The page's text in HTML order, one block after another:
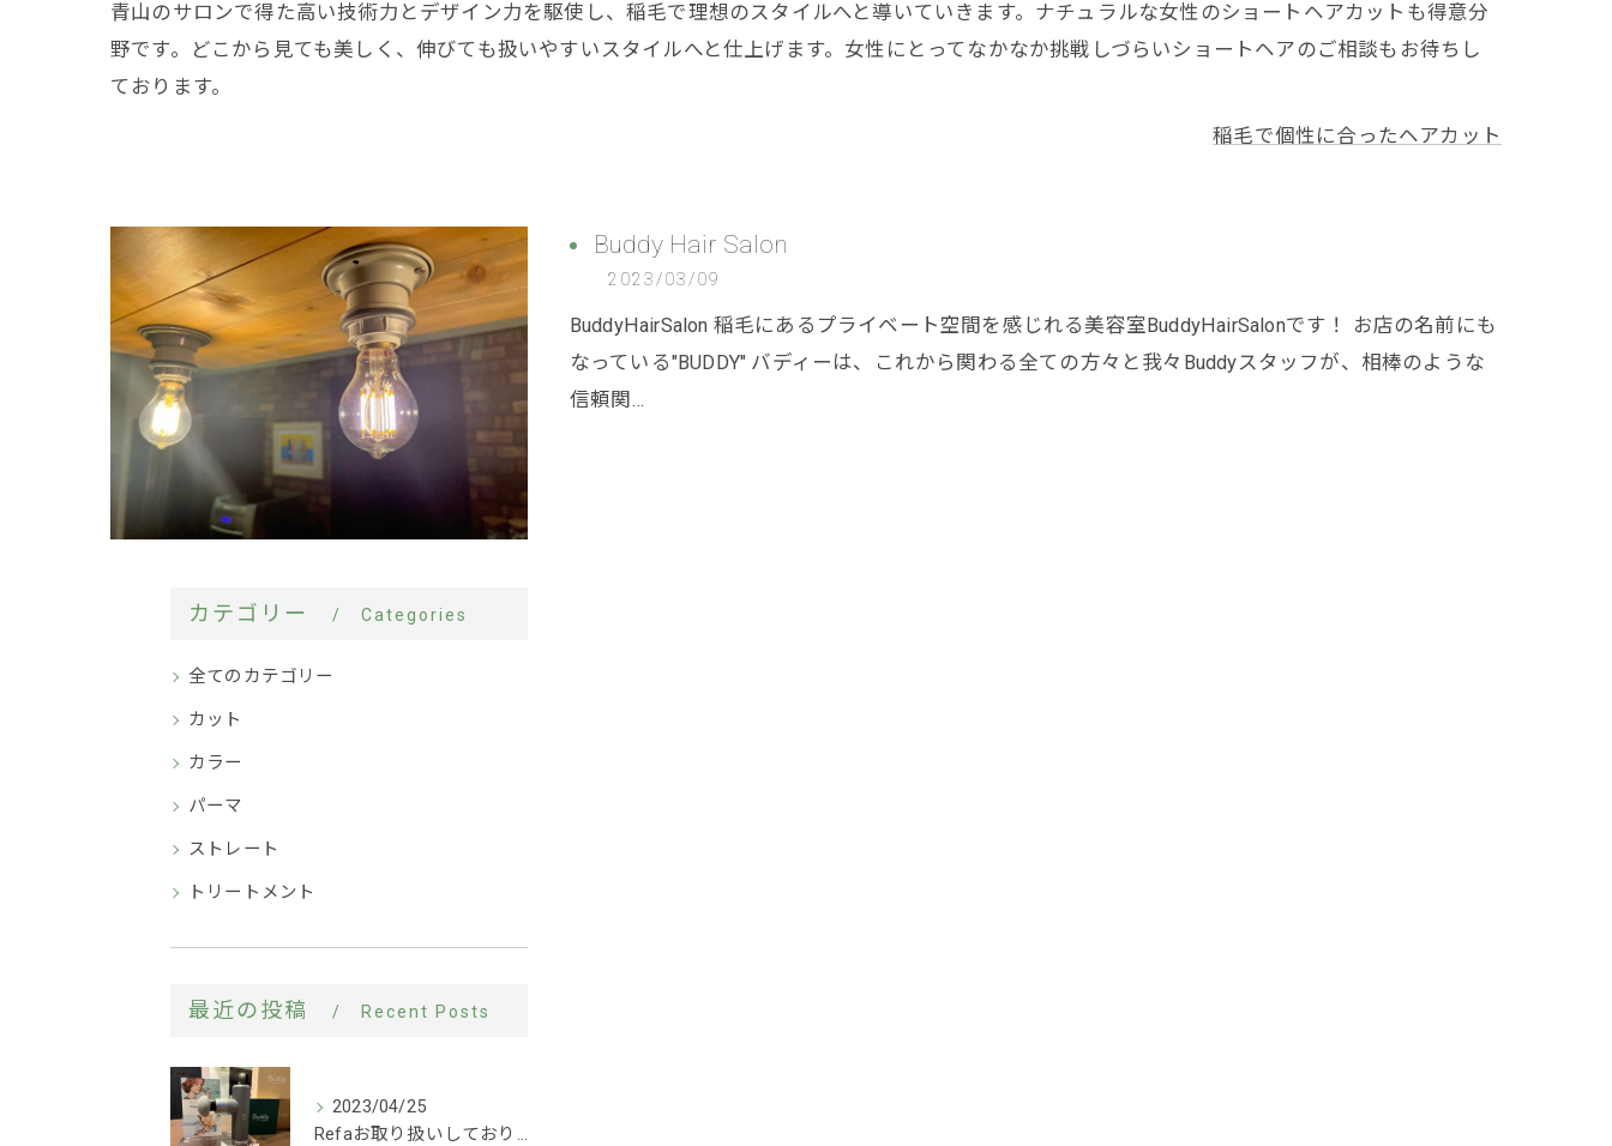
青山のサロンで得た高い技術力とデザイン力を駆使し、稲毛で理想のスタイルへと導いていきます。ナチュラルな女性のショートヘアカットも得意分
野です。どこから見ても美しく、伸びても扱いやすいスタイルへと仕上げます。女性にとってなかなか挑戦しづらいショートヘアのご相談もお待ちし
ております。
稲毛で個性に合ったヘアカット
Buddy Hair Salon
2023/03/09
BuddyHairSalon 稲毛にあるプライベート空間を感じれる美容室BuddyHairSalonです！ お店の名前にも
なっている"BUDDY" バディーは、これから関わる全ての方々と我々Buddyスタッフが、相棒のような
信頼関…
カテゴリー Categories
全てのカテゴリー
カット
カラー
パーマ
ストレート
トリートメント
最近の投稿 Recent Posts
2023/04/25
Refaお取り扱いしております！